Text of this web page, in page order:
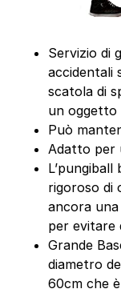
Servizio di
accidentali
scatola di
un
Può
Adatto per
rigoroso di
ancora
per evitare
Grande
diametro
60cm che